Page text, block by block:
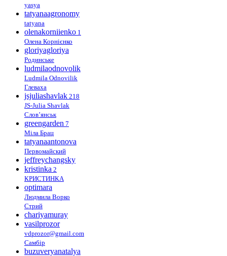
yasya
tatyanaagronomy
tatyana
olenakorniienko 1
Олена Корнієнко
gloriyagloriya
Родинське
ludmilaodnovolik
Ludmila Odnovilik
Глеваха
jsjuliashavlak 218
JS-Julia Shavlak
Слов’янськ
greengarden 7
Міла Брац
tatyanaantonova
Первомайский
jeffreychangsky
kristinka 2
КРИСТИНКА
optimara
Людмила Ворко
Стрий
chariyamuray
vasilprozor
vdprozor@gmail.com
Самбір
buzuveryanatalya